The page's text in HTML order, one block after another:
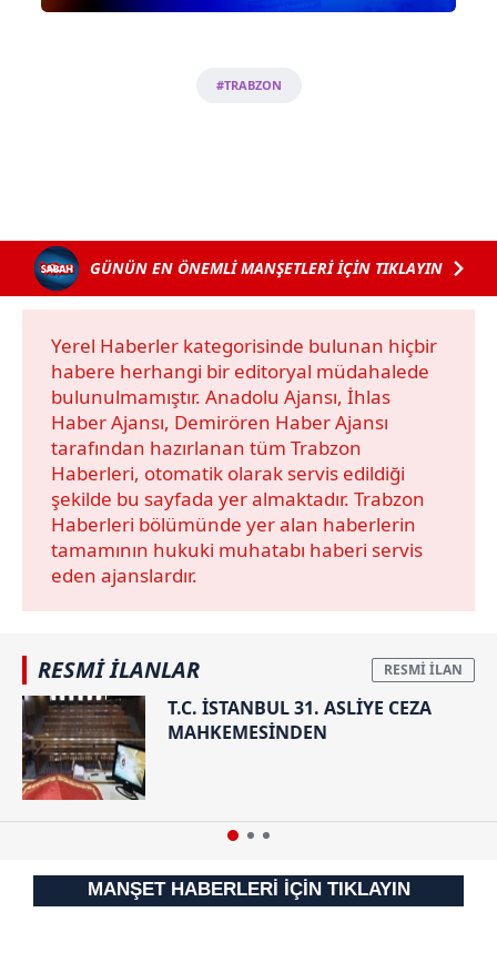
#TRABZON
GÜNÜN EN ÖNEMLİ MANŞETLERİ İÇİN TIKLAYIN
Yerel Haberler kategorisinde bulunan hiçbir
habere herhangi bir editoryal müdahalede
bulunulmamıştır. Anadolu Ajansı, İhlas
Haber Ajansı, Demirören Haber Ajansı
tarafından hazırlanan tüm Trabzon
Haberleri, otomatik olarak servis edildiği
şekilde bu sayfada yer almaktadır. Trabzon
Haberleri bölümünde yer alan haberlerin
tamamının hukuki muhatabı haberi servis
eden ajanslardır.
RESMİ İLANLAR
T.C. İSTANBUL 31. ASLİYE CEZA
MAHKEMESİNDEN
MANŞET HABERLERİ İÇİN TIKLAYIN